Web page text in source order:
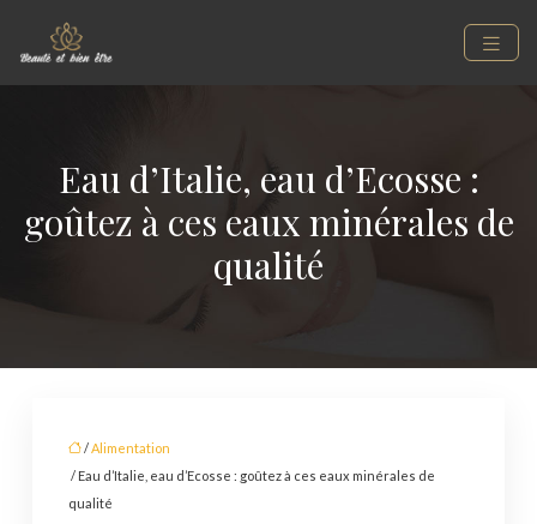
Eau d’Italie, eau d’Ecosse :
goûtez à ces eaux minérales de
qualité
/Alimentation
/ Eau d’Italie, eau d’Ecosse : goûtez à ces eaux minérales de
qualité